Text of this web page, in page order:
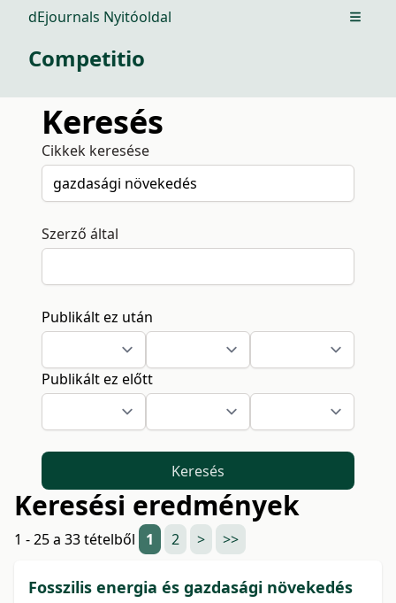
dEjournals Nyitóoldal Open
Competitio
Keresés
Cikkek keresése
Szerző által
Publikált ez után
Publikált ez előtt
Keresés
Keresési eredmények
1 - 25 a 33 tételből 1 2 > >>
Fosszilis energia és gazdasági növekedés